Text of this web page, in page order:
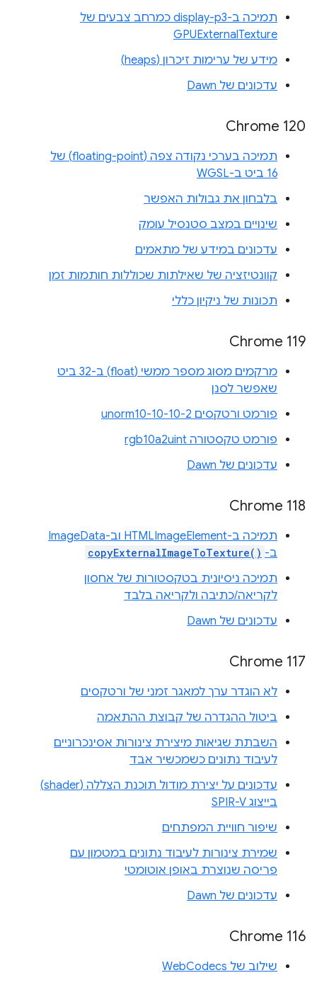
תמיכה ב-display-p3 כמרחב צבעים של
GPUExternalTexture
מידע של ערימות זיכרון (heaps)
עדכונים של Dawn
Chrome 120
תמיכה בערכי נקודה צפה (floating-point) של
16 ביט ב-WGSL
בלבחון את גבולות האפשר
שינויים במצב סטנסיל עומק
עדכונים במידע של מתאמים
קוונטיזציה של שאילתות שכוללות חותמות זמן
תכונות של ניקיון כללי
Chrome 119
מרקמים מסוג מספר ממשי (float) ב-32 ביט
שאפשר לסנן
פורמט ורטקסים unorm10-10-10-2
פורמט טקסטורה rgb10a2uint
עדכונים של Dawn
Chrome 118
תמיכה ב-HTMLImageElement וב-ImageData
ב- copyExternalImageToTexture()
תמיכה ניסיונית בטקסטורות של אחסון
לקריאה/כתיבה ולקריאה בלבד
עדכונים של Dawn
Chrome 117
לא הוגדר ערך למאגר זמני של ורטקסים
ביטול ההגדרה של קבוצת ההתאמה
השבתת שגיאות מיצירת צינורות אסינכרוניים
לעיבוד נתונים כשמכשיר אבד
עדכונים על יצירת מודול תוכנת הצללה (shader)
בייצוג SPIR-V
שיפור חוויית המפתחים
שמירת צינורות לעיבוד נתונים במטמון עם
פריסה שנוצרת באופן אוטומטי
עדכונים של Dawn
Chrome 116
שילוב של WebCodecs